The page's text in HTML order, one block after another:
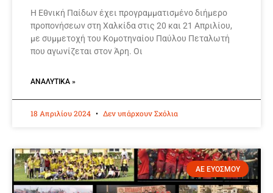
Η Εθνική Παίδων έχει προγραμματισμένο διήμερο
προπονήσεων στη Χαλκίδα στις 20 και 21 Απριλίου,
με συμμετοχή του Κομοτηναίου Παύλου Πεταλωτή
που αγωνίζεται στον Άρη. Οι
ΑΝΑΛΥΤΙΚΆ »
18 Απριλίου 2024 Δεν υπάρχουν Σχόλια
ΑΕ ΕΥΟΣΜΟΥ